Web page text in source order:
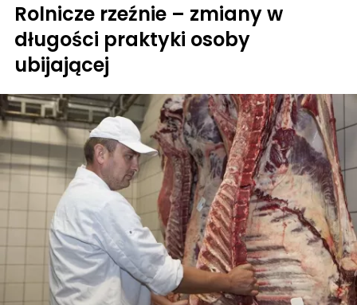
Rolnicze rzeźnie – zmiany w
długości praktyki osoby
ubijającej